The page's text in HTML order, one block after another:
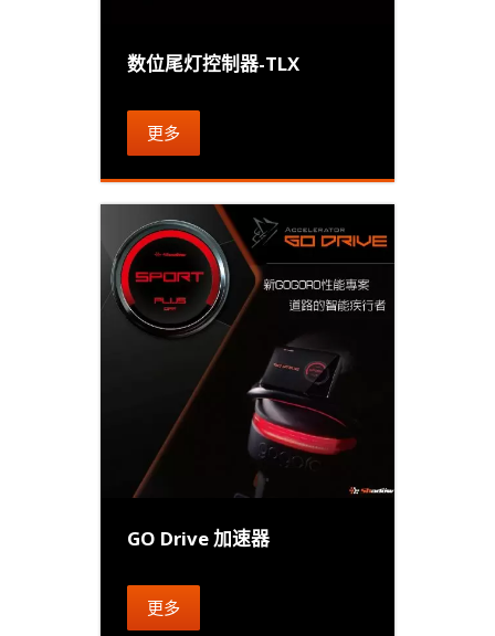
数位尾灯控制器-TLX
更多
GO Drive 加速器
更多